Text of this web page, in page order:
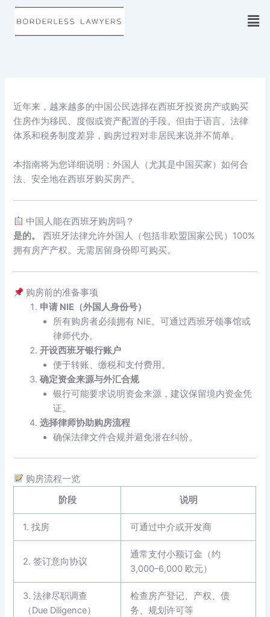
Skip
content
近年来，越来越多的中国公民选择在西班牙投资房产或购买
住房作为移民、度假或资产配置的手段。但由于语言、法律
体系和税务制度差异，购房过程对非居民来说并不简单。
本指南将为您详细说明：外国人（尤其是中国买家）如何合
法、安全地在西班牙购买房产。
中国人能在西班牙购房吗？
是的。
西班牙法律允许外国人（包括非欧盟国家公民）100%
拥有房产产权。无需居留身份即可购买。
购房前的准备事项
申请 NIE（外国人身份号）
所有购房者必须拥有 NIE。可通过西班牙领事馆或
律师代办。
开设西班牙银行账户
便于转账、缴税和支付费用。
确定资金来源与外汇合规
银行可能要求说明资金来源，建议保留境内资金凭
证。
选择律师协助购房流程
确保法律文件合规并避免潜在纠纷。
购房流程一览
阶段
说明
1. 找房 可通过中介或开发商
2. 签订意向协议
通常支付小额订金（约
3,000–6,000 欧元）
3. 法律尽职调查
（Due Diligence）
检查房产登记、产权、债
务、规划许可等